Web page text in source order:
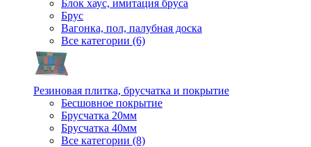
Блок хаус, имитация бруса
Брус
Вагонка, пол, палубная доска
Все категории (6)
Резиновая плитка, брусчатка и покрытие
Бесшовное покрытие
Брусчатка 20мм
Брусчатка 40мм
Все категории (8)